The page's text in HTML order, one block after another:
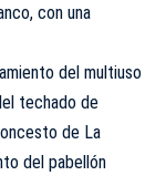
con una
del multiuso
techado de
de La
del pabellón